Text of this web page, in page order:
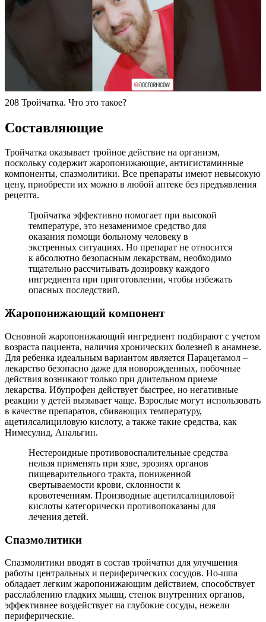
208 Тройчатка. Что это такое?
Составляющие
Тройчатка оказывает тройное действие на организм,
поскольку содержит жаропонижающие, антигистаминные
компоненты, спазмолитики. Все препараты имеют невысокую
цену, приобрести их можно в любой аптеке без предъявления
рецепта.
Тройчатка эффективно помогает при высокой
температуре, это незаменимое средство для
оказания помощи больному человеку в
экстренных ситуациях. Но препарат не относится
к абсолютно безопасным лекарствам, необходимо
тщательно рассчитывать дозировку каждого
ингредиента при приготовлении, чтобы избежать
опасных последствий.
Жаропонижающий компонент
Основной жаропонижающий ингредиент подбирают с учетом
возраста пациента, наличия хронических болезней в анамнезе.
Для ребенка идеальным вариантом является Парацетамол –
лекарство безопасно даже для новорожденных, побочные
действия возникают только при длительном приеме
лекарства. Ибупрофен действует быстрее, но негативные
реакции у детей вызывает чаще. Взрослые могут использовать
в качестве препаратов, сбивающих температуру,
ацетилсалициловую кислоту, а также такие средства, как
Нимесулид, Анальгин.
Нестероидные противовоспалительные средства
нельзя применять при язве, эрозиях органов
пищеварительного тракта, пониженной
свертываемости крови, склонности к
кровотечениям. Производные ацетилсалициловой
кислоты категорически противопоказаны для
лечения детей.
Спазмолитики
Спазмолитики вводят в состав тройчатки для улучшения
работы центральных и периферических сосудов. Но-шпа
обладает легким жаропонижающим действием, способствует
расслаблению гладких мышц, стенок внутренних органов,
эффективнее воздействует на глубокие сосуды, нежели
периферические.